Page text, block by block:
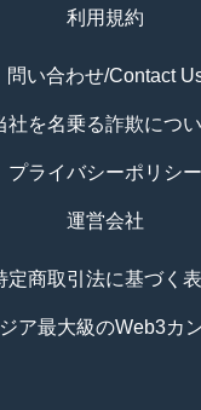
利用規約
問い合わせ/Contact
社を名乗る詐欺につ
プライバシーポリシー
運営会社
定商取引法に基づく
ア最大級のWeb3カ